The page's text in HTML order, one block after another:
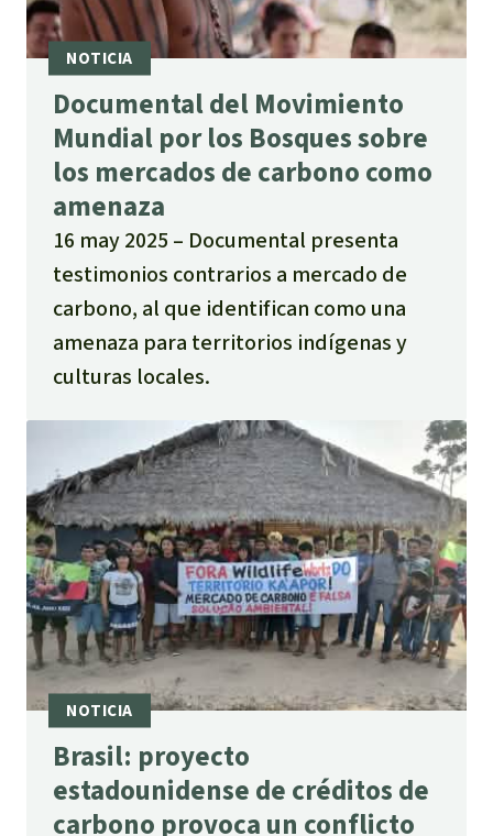
Documental del Movimiento
Mundial por los Bosques sobre
los mercados de carbono como
amenaza
16 may 2025
Documental presenta
testimonios contrarios a mercado de
carbono, al que identifican como una
amenaza para territorios indígenas y
culturas locales.
Brasil: proyecto
estadounidense de créditos de
carbono provoca un conflicto